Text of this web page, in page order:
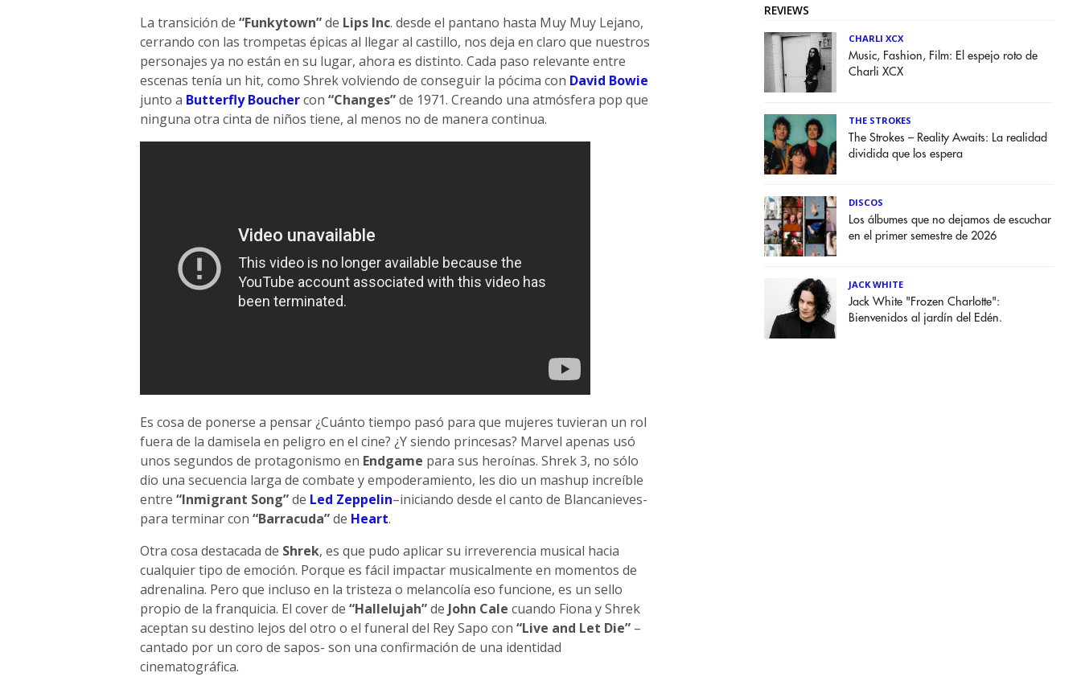
La transición de “Funkytown”de Lips Inc. desde el pantano hasta Muy Muy Lejano,
cerrando con las trompetas épicas al llegar al castillo, nos deja en claro que nuestros
personajes ya no están en su lugar, ahora es distinto. Cada paso relevante entre
escenas tenía un hit, como Shrek volviendo de conseguir la pócima con David Bowie
junto a Butterfly Bouchercon “Changes”de 1971. Creando una atmósfera pop que
ninguna otra cinta de niños tiene, al menos no de manera continua.
Es cosa de ponerse a pensar ¿Cuánto tiempo pasó para que mujeres tuvieran un rol
fuera de la damisela en peligro en el cine? ¿Y siendo princesas? Marvel apenas usó
unos segundos de protagonismo en Endgame para sus heroínas. Shrek 3, no sólo
dio una secuencia larga de combate y empoderamiento, les dio un mashup increíble
entre “Inmigrant Song”de Led Zeppelin–iniciando desde el canto de Blancanieves-
para terminar con “Barracuda”de Heart.
Otra cosa destacada de Shrek, es que pudo aplicar su irreverencia musical hacia
cualquier tipo de emoción. Porque es fácil impactar musicalmente en momentos de
adrenalina. Pero que incluso en la tristeza o melancolía eso funcione, es un sello
propio de la franquicia. El cover de “Hallelujah”de John Cale cuando Fiona y Shrek
aceptan su destino lejos del otro o el funeral del Rey Sapo con “Live and Let Die”–
cantado por un coro de sapos- son una confirmación de una identidad
cinematográfica.
REVIEWS
CHARLI XCX
Music, Fashion, Film: El espejo roto de
Charli XCX
THE STROKES
The Strokes – Reality Awaits: La realidad
dividida que los espera
DISCOS
Los álbumes que no dejamos de escuchar
en el primer semestre de 2026
JACK WHITE
Jack White "Frozen Charlotte":
Bienvenidos al jardín del Edén.